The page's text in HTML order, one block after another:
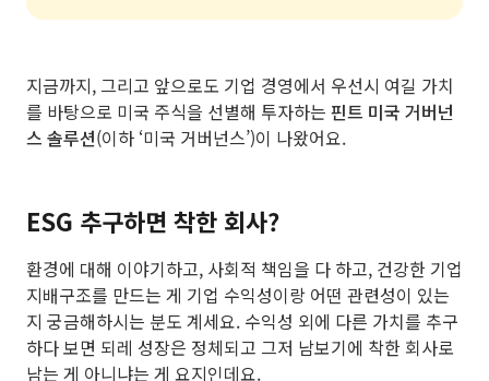
지금까지, 그리고 앞으로도 기업 경영에서 우선시 여길 가치
를 바탕으로 미국 주식을 선별해 투자하는 핀트 미국 거버넌
스 솔루션(이하 ‘미국 거버넌스’)이 나왔어요.
ESG 추구하면 착한 회사?
환경에 대해 이야기하고, 사회적 책임을 다 하고, 건강한 기업
지배구조를 만드는 게 기업 수익성이랑 어떤 관련성이 있는
지 궁금해하시는 분도 계세요. 수익성 외에 다른 가치를 추구
하다 보면 되레 성장은 정체되고 그저 남보기에 착한 회사로
남는 게 아니냐는 게 요지인데요.